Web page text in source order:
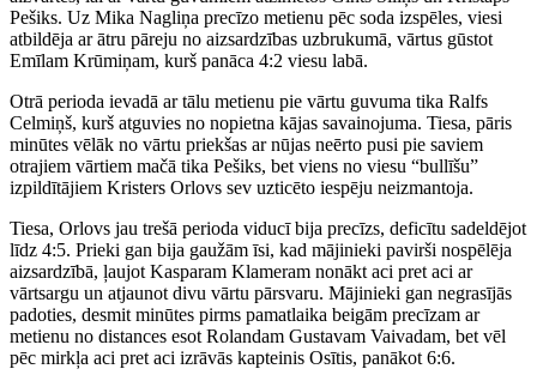
Pešiks. Uz Mika Nagliņa precīzo metienu pēc soda izspēles, viesi
atbildēja ar ātru pāreju no aizsardzības uzbrukumā, vārtus gūstot
Emīlam Krūmiņam, kurš panāca 4:2 viesu labā.
Otrā perioda ievadā ar tālu metienu pie vārtu guvuma tika Ralfs
Celmiņš, kurš atguvies no nopietna kājas savainojuma. Tiesa, pāris
minūtes vēlāk no vārtu priekšas ar nūjas neērto pusi pie saviem
otrajiem vārtiem mačā tika Pešiks, bet viens no viesu “bullīšu”
izpildītājiem Kristers Orlovs sev uzticēto iespēju neizmantoja.
Tiesa, Orlovs jau trešā perioda viducī bija precīzs, deficītu sadeldējot
līdz 4:5. Prieki gan bija gaužām īsi, kad mājinieki pavirši nospēlēja
aizsardzībā, ļaujot Kasparam Klameram nonākt aci pret aci ar
vārtsargu un atjaunot divu vārtu pārsvaru. Mājinieki gan negrasījās
padoties, desmit minūtes pirms pamatlaika beigām precīzam ar
metienu no distances esot Rolandam Gustavam Vaivadam, bet vēl
pēc mirkļa aci pret aci izrāvās kapteinis Osītis, panākot 6:6.